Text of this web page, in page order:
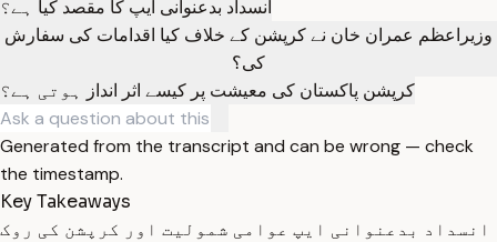
انسداد بدعنوانی ایپ کا مقصد کیا ہے؟
وزیراعظم عمران خان نے کرپشن کے خلاف کیا اقدامات کی سفارش
کی؟
کرپشن پاکستان کی معیشت پر کیسے اثر انداز ہوتی ہے؟
Generated from the transcript and can be wrong — check
the timestamp.
Key Takeaways
انسداد بدعنوانی ایپ عوامی شمولیت اور کرپشن کی روک